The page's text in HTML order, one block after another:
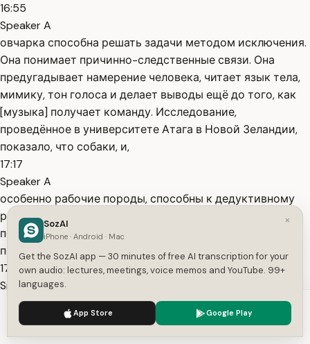
16:55
Speaker A
овчарка способна решать задачи методом исключения.
Она понимает причинно-следственные связи. Она
предугадывает намерение человека, читает язык тела,
мимику, тон голоса и делает выводы ещё до того, как
[музыка] получает команду. Исследование,
проведённое в университете Атага в Новой Зеландии,
показало, что собаки, и,
17:17
Speaker A
особенно рабочие породы, способны к дедуктивному
рассуждению. Им показывали объект под чашкой,
потом убирали объект, пока собака не видела. Потом
показывали пустую чашку.
17:29
Speaker A
Собаки немедленно начинали искать объект в другом
месте, [музыка] понимая, что он не исчез, а был
перемещён. Это теория постоянства объекта, которую
We use cookies to enhance your experience.
×
SozAI
iPhone · Android · Mac
Get the SozAI app — 30 minutes of free AI transcription for your
own audio: lectures, meetings, voice memos and YouTube. 99+
languages.
App Store Google Play